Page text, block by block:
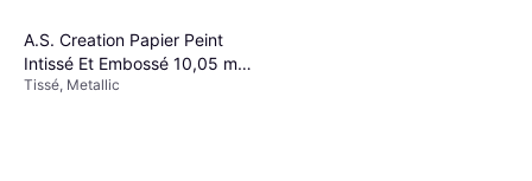
A.S. Creation Papier Peint
Intissé Et Embossé 10,05 m x
0,53 m
Tissé, Metallic